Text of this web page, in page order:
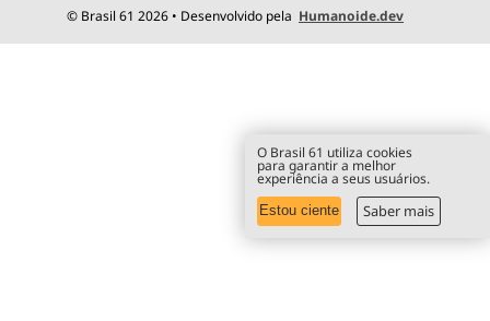
© Brasil 61 2026 • Desenvolvido pela Humanoide.dev
O Brasil 61 utiliza cookies
para garantir a melhor
experiência a seus usuários.
Estou ciente Saber mais